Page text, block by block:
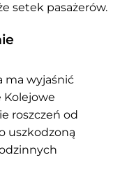
setek pasażerów.
ma wyjaśnić
Kolejowe
roszczeń od
uszkodzoną